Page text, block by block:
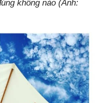
không nào (Ảnh: